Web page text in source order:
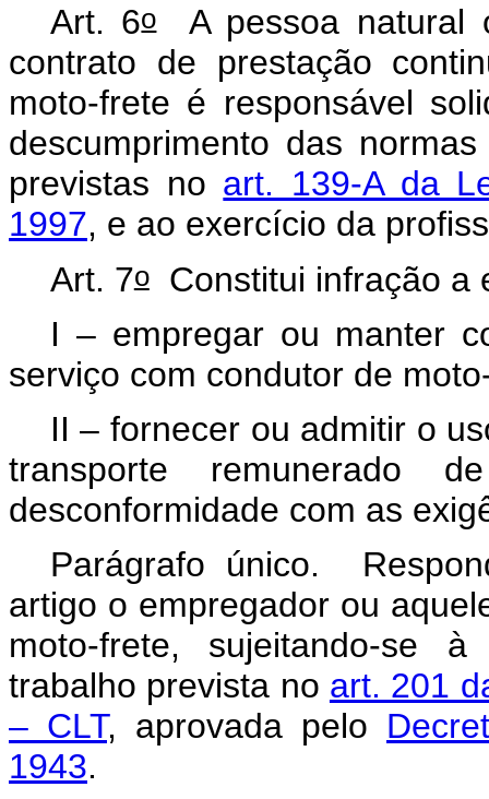
Art. 6oA pessoa natural
contrato de prestação
moto-frete é responsável
descumprimento das
previstas no art. 139-A da
1997, e ao exercício da
Art. 7oConstitui infração a
I – empregar ou manter
serviço com condutor de
II – fornecer ou admitir o
transporte remunerado
desconformidade com as
Parágrafo único.
artigo o empregador ou
moto-frete, sujeitando-se
trabalho prevista no art. 201
– CLT, aprovada pelo
1943.